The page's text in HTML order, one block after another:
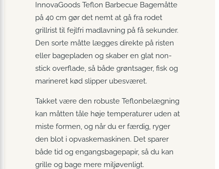
InnovaGoods Teflon Barbecue Bagemåtte
på 40 cm gør det nemt at gå fra rodet
grillrist til fejlfri madlavning på få sekunder.
Den sorte måtte lægges direkte på risten
eller bagepladen og skaber en glat non-
stick overflade, så både grøntsager, fisk og
marineret kød slipper ubesværet.
Takket være den robuste Teflonbelægning
kan måtten tåle høje temperaturer uden at
miste formen, og når du er færdig, ryger
den blot i opvaskemaskinen. Det sparer
både tid og engangsbagepapir, så du kan
grille og bage mere miljøvenligt.